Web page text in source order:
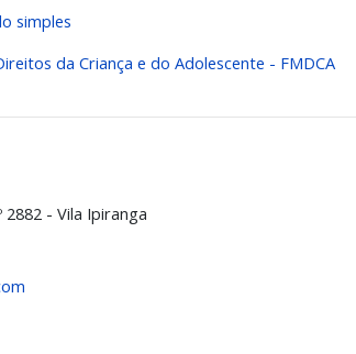
simples
da Criança e do Adolescente - FMDCA
2882 - Vila Ipiranga